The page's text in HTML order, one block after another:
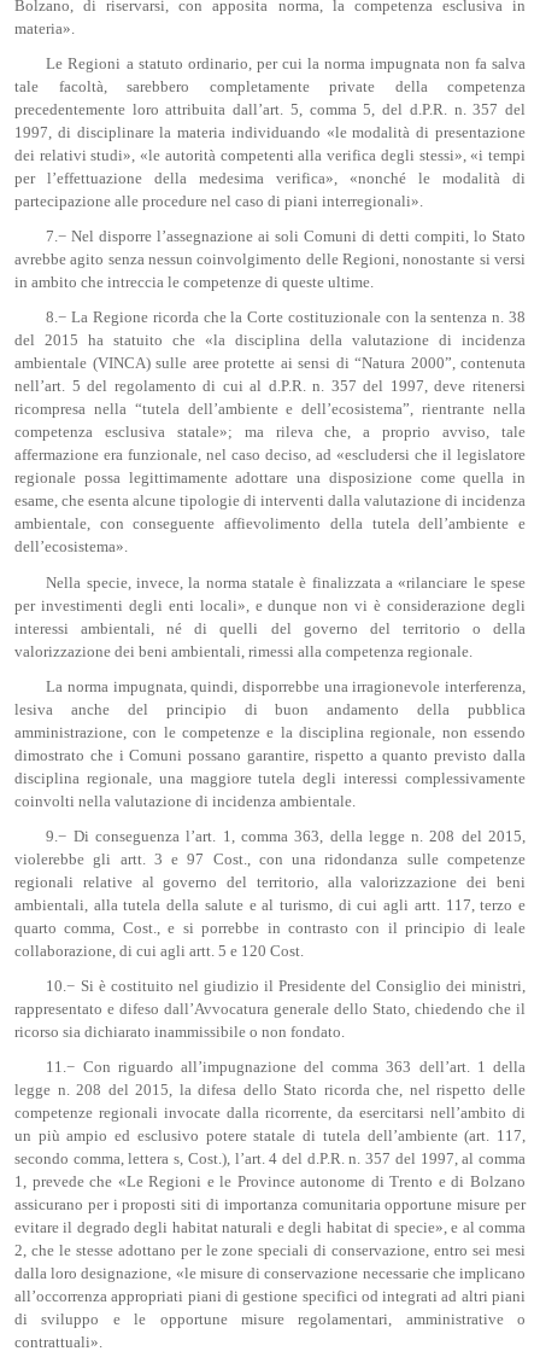
Bolzano, di riservarsi, con apposita norma, la competenza esclusiva in
materia».
Le Regioni a statuto ordinario, per cui la norma impugnata non fa salva
tale facoltà, sarebbero completamente private della competenza
precedentemente loro attribuita dall’art. 5, comma 5, del d.P.R. n. 357 del
1997, di disciplinare la materia individuando «le modalità di presentazione
dei relativi studi», «le autorità competenti alla verifica degli stessi», «i tempi
per l’effettuazione della medesima verifica», «nonché le modalità di
partecipazione alle procedure nel caso di piani interregionali».
7.− Nel disporre l’assegnazione ai soli Comuni di detti compiti, lo Stato
avrebbe agito senza nessun coinvolgimento delle Regioni, nonostante si versi
in ambito che intreccia le competenze di queste ultime.
8.− La Regione ricorda che la Corte costituzionale con la sentenza n. 38
del 2015 ha statuito che «la disciplina della valutazione di incidenza
ambientale (VINCA) sulle aree protette ai sensi di “Natura 2000”, contenuta
nell’art. 5 del regolamento di cui al d.P.R. n. 357 del 1997, deve ritenersi
ricompresa nella “tutela dell’ambiente e dell’ecosistema”, rientrante nella
competenza esclusiva statale»; ma rileva che, a proprio avviso, tale
affermazione era funzionale, nel caso deciso, ad «escludersi che il legislatore
regionale possa legittimamente adottare una disposizione come quella in
esame, che esenta alcune tipologie di interventi dalla valutazione di incidenza
ambientale, con conseguente affievolimento della tutela dell’ambiente e
dell’ecosistema».
Nella specie, invece, la norma statale è finalizzata a «rilanciare le spese
per investimenti degli enti locali», e dunque non vi è considerazione degli
interessi ambientali, né di quelli del governo del territorio o della
valorizzazione dei beni ambientali, rimessi alla competenza regionale.
La norma impugnata, quindi, disporrebbe una irragionevole interferenza,
lesiva anche del principio di buon andamento della pubblica
amministrazione, con le competenze e la disciplina regionale, non essendo
dimostrato che i Comuni possano garantire, rispetto a quanto previsto dalla
disciplina regionale, una maggiore tutela degli interessi complessivamente
coinvolti nella valutazione di incidenza ambientale.
9.− Di conseguenza l’art. 1, comma 363, della legge n. 208 del 2015,
violerebbe gli artt. 3 e 97 Cost., con una ridondanza sulle competenze
regionali relative al governo del territorio, alla valorizzazione dei beni
ambientali, alla tutela della salute e al turismo, di cui agli artt. 117, terzo e
quarto comma, Cost., e si porrebbe in contrasto con il principio di leale
collaborazione, di cui agli artt. 5 e 120 Cost.
10.− Si è costituito nel giudizio il Presidente del Consiglio dei ministri,
rappresentato e difeso dall’Avvocatura generale dello Stato, chiedendo che il
ricorso sia dichiarato inammissibile o non fondato.
11.− Con riguardo all’impugnazione del comma 363 dell’art. 1 della
legge n. 208 del 2015, la difesa dello Stato ricorda che, nel rispetto delle
competenze regionali invocate dalla ricorrente, da esercitarsi nell’ambito di
un più ampio ed esclusivo potere statale di tutela dell’ambiente (art. 117,
secondo comma, lettera s, Cost.), l’art. 4 del d.P.R. n. 357 del 1997, al comma
1, prevede che «Le Regioni e le Province autonome di Trento e di Bolzano
assicurano per i proposti siti di importanza comunitaria opportune misure per
evitare il degrado degli habitat naturali e degli habitat di specie», e al comma
2, che le stesse adottano per le zone speciali di conservazione, entro sei mesi
dalla loro designazione, «le misure di conservazione necessarie che implicano
all’occorrenza appropriati piani di gestione specifici od integrati ad altri piani
di sviluppo e le opportune misure regolamentari, amministrative o
contrattuali».